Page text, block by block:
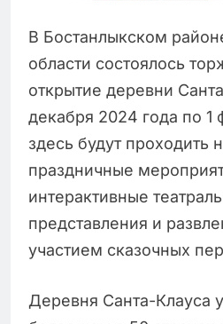
В Бостанлыкском
области состоялось
открытие деревни
декабря 2024 года по 1
здесь будут проходить
праздничные
интерактивные
представления и
участием сказочных
Деревня Санта-Клауса